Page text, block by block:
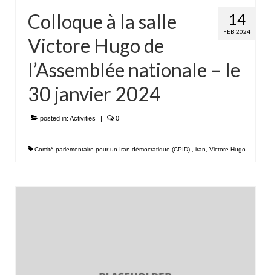
14
FEB 2024
Colloque à la salle
Victore Hugo de
l’Assemblée nationale – le
30 janvier 2024
posted in: Activities | 0
Comité parlementaire pour un Iran démocratique (CPID). iran Victore Hugo